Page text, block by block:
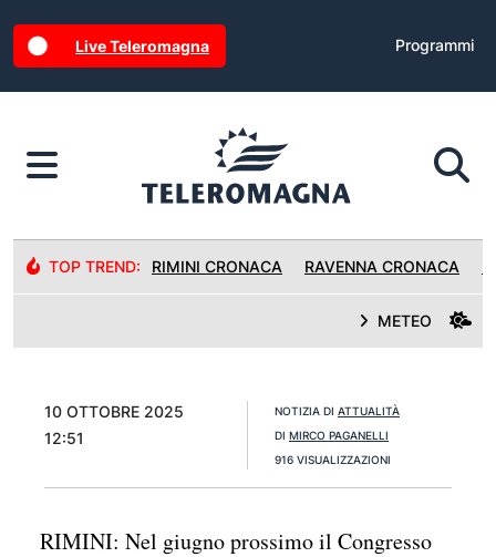
Live Teleromagna Programmi
TOP TREND: RIMINI CRONACA RAVENNA CRONACA
METEO
10 OTTOBRE 2025
12:51
NOTIZIA DI ATTUALITÀ
DI MIRCO PAGANELLI
916 VISUALIZZAZIONI
RIMINI: Nel giugno prossimo il Congresso